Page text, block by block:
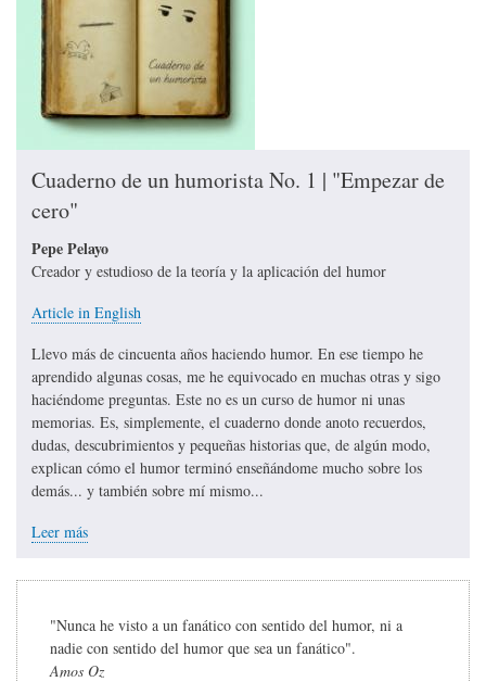
Cuaderno de un humorista No. 1 | "Empezar de
cero"
Pepe Pelayo
Creador y estudioso de la teoría y la aplicación del humor
Article in English
Llevo más de cincuenta años haciendo humor. En ese tiempo he
aprendido algunas cosas, me he equivocado en muchas otras y sigo
haciéndome preguntas. Este no es un curso de humor ni unas
memorias. Es, simplemente, el cuaderno donde anoto recuerdos,
dudas, descubrimientos y pequeñas historias que, de algún modo,
explican cómo el humor terminó enseñándome mucho sobre los
demás... y también sobre mí mismo...
Leer más
"Nunca he visto a un fanático con sentido del humor, ni a
nadie con sentido del humor que sea un fanático".
Amos Oz